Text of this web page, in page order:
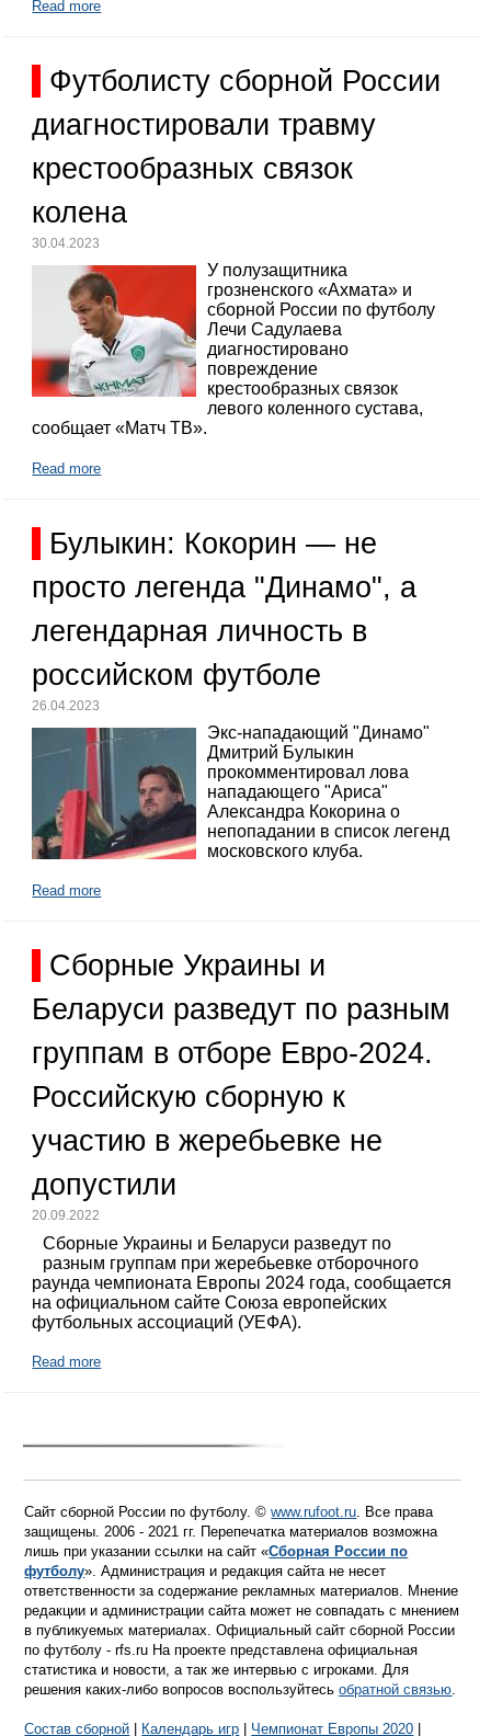
Read more
Футболисту сборной России
диагностировали травму
крестообразных связок
колена
30.04.2023
У полузащитника
грозненского «Ахмата» и
сборной России по футболу
Лечи Садулаева
диагностировано
повреждение
крестообразных связок
левого коленного сустава,
сообщает «Матч ТВ».
Read more
Булыкин: Кокорин — не
просто легенда "Динамо", а
легендарная личность в
российском футболе
26.04.2023
Экс-нападающий "Динамо"
Дмитрий Булыкин
прокомментировал лова
нападающего "Ариса"
Александра Кокорина о
непопадании в список легенд
московского клуба.
Read more
Сборные Украины и
Беларуси разведут по разным
группам в отборе Евро-2024.
Российскую сборную к
участию в жеребьевке не
допустили
20.09.2022
Сборные Украины и Беларуси разведут по
разным группам при жеребьевке отборочного
раунда чемпионата Европы 2024 года, сообщается
на официальном сайте Союза европейских
футбольных ассоциаций (УЕФА).
Read more
Сайт сборной России по футболу. ©www.rufoot.ru. Все права
защищены. 2006 - 2021 гг. Перепечатка материалов возможна
лишь при указании ссылки на сайт «Сборная России по
футболу». Администрация и редакция сайта не несет
ответственности за содержание рекламных материалов. Мнение
редакции и администрации сайта может не совпадать с мнением
в публикуемых материалах. Официальный сайт сборной России
по футболу - rfs.ru На проекте представлена официальная
статистика и новости, а так же интервью с игроками. Для
решения каких-либо вопросов воспользуйтесьобратной связью.
Состав сборной Календарь игр Чемпионат Европы 2020